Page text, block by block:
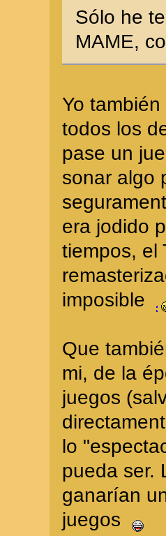
Sólo he
MAME,
Yo
todos los
pase un
sonar algo
era jodido
tiempos, el
imposible
Que
mi, de la
juegos
lo
pueda ser.
ganarían
juegos